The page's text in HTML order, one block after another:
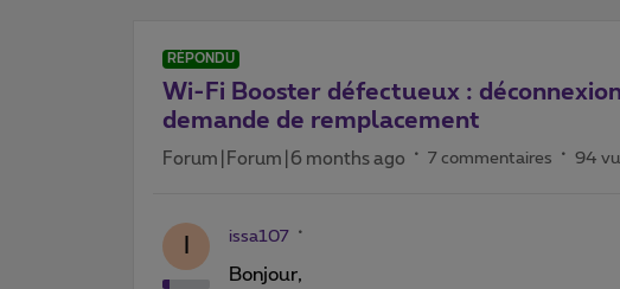
RÉPONDU
Wi-Fi Booster défectueux :
demande de remplacement
Forum|Forum|6 months ago 7 commentaires 94
issa107
Bonjour,